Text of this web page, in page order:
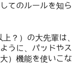
てのルールを知ら
？）の大先輩は、
うに、パッドやス
）機能を使いこな